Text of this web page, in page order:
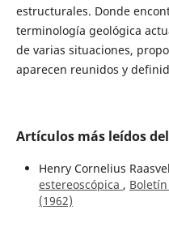
estructurales. Donde
terminología geológica
de varias situaciones,
aparecen reunidos y
Artículos más leídos
Henry Cornelius
estereoscópica ,
(1962)